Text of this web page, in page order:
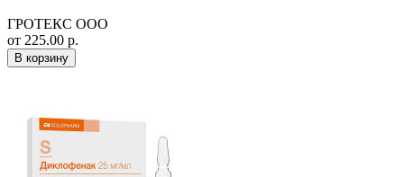
ГРОТЕКС ООО
от 225.00 р.
В корзину